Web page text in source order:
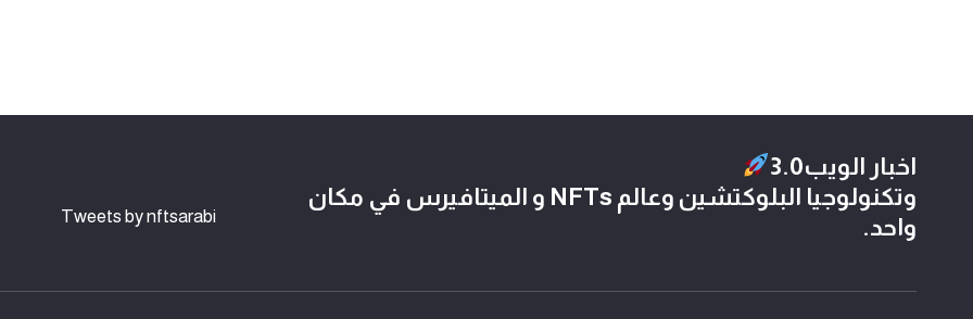
اخبار الويب3.0
وتكنولوجيا البلوكتشين وعالم NFTs و الميتافيرس في مكان
واحد.
Tweets by nftsarabi